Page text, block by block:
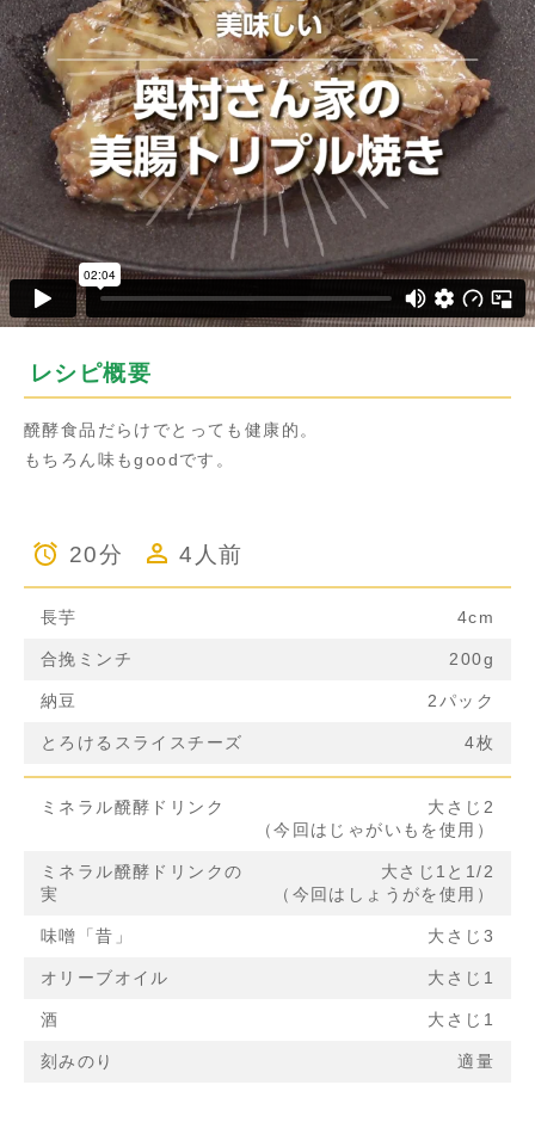
レシピ概要
醗酵食品だらけでとっても健康的。
もちろん味もgoodです。
20分 4人前
長芋 4cm
合挽ミンチ 200g
納豆 2パック
とろけるスライスチーズ 4枚
ミネラル醗酵ドリンク
大さじ2
（今回はじゃがいもを使用）
ミネラル醗酵ドリンクの
実
大さじ1と1/2
（今回はしょうがを使用）
味噌「昔」 大さじ3
オリーブオイル 大さじ1
酒 大さじ1
刻みのり 適量